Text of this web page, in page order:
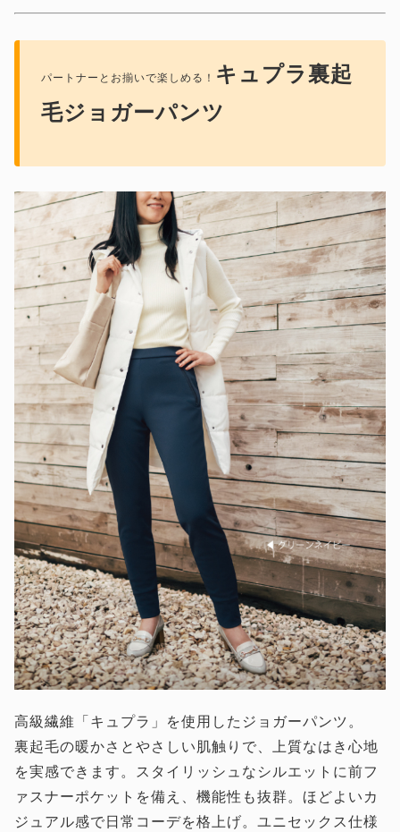
パートナーとお揃いで楽しめる！ キュプラ裏起
毛ジョガーパンツ
高級繊維「キュプラ」を使用したジョガーパンツ。
裏起毛の暖かさとやさしい肌触りで、上質なはき心地
を実感できます。スタイリッシュなシルエットに前フ
ァスナーポケットを備え、機能性も抜群。ほどよいカ
ジュアル感で日常コーデを格上げ。ユニセックス仕様